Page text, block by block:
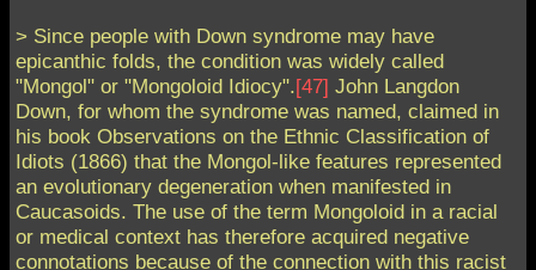
> Since people with Down syndrome may have
epicanthic folds, the condition was widely called
"Mongol" or "Mongoloid Idiocy".[47] John Langdon
Down, for whom the syndrome was named, claimed in
his book Observations on the Ethnic Classification of
Idiots (1866) that the Mongol-like features represented
an evolutionary degeneration when manifested in
Caucasoids. The use of the term Mongoloid in a racial
or medical context has therefore acquired negative
connotations because of the connection with this racist